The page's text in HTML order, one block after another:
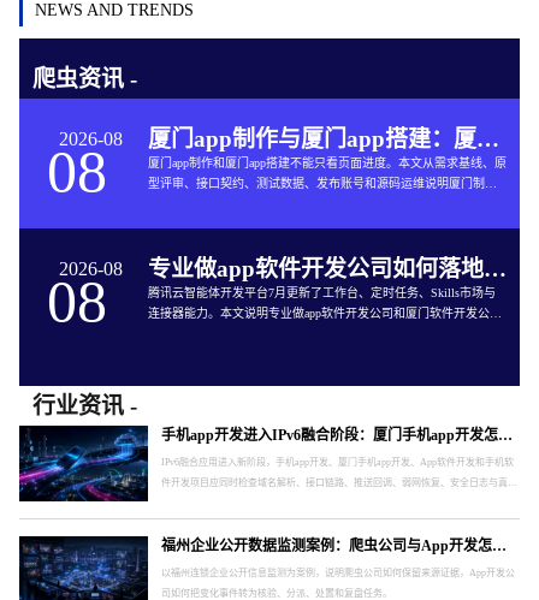
NEWS AND TRENDS
爬虫资讯 -
2026-08
08 厦门app制作与厦门app搭建：厦门App开发的六个交付关口
厦门app制作和厦门app搭建不能只看页面进度。本文从需求基线、原
型评审、接口契约、测试数据、发布账号和源码运维说明厦门制作
2026-08
08 专业做app软件开发公司如何落地企业智能体工作台
腾讯云智能体开发平台7月更新了工作台、定时任务、Skills市场与
连接器能力。本文说明专业做app软件开发公司和厦门软件开发公司
行业资讯 -
手机app开发进入IPv6融合阶段：厦门手机app开发怎样验收真实网络
IPv6融合应用进入新阶段，手机app开发、厦门手机app开发、App软件开发和手机软
件开发项目应同时检查域名解析、接口链路、推送回调、弱网恢复、安全日志与真实
福州企业公开数据监测案例：爬虫公司与App开发怎样形成处置闭环
以福州连锁企业公开信息监测为案例，说明爬虫公司如何保留来源证据，App开发公
司如何把变化事件转为核验、分派、处置和复盘任务。